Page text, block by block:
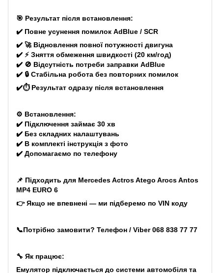
🎯 Результат після встановлення:
✔️ Повне усунення помилок AdBlue / SCR
✔️ 🚀 Відновлення повної потужності двигуна
✔️ ⚡ Зняття обмеження швидкості (20 км/год)
✔️ 🚫 Відсутність потреби заправки AdBlue
✔️ 🔒 Стабільна робота без повторних помилок
✔️⏱️ Результат одразу після встановлення
⚙️ Встановлення:
✔️ Підключення займає 30 хв
✔️ Без складних налаштувань
✔️ В комплекті інструкція з фото
✔️ Допомагаємо по телефону
📌 Підходить для Mercedes Actros Atego Arocs Antos
MP4 EURO 6
👉 Якщо не впевнені — ми підберемо по VIN коду
📞Потрібно замовити? Телефон / Viber068 838 77 77
🔧 Як працює:
Емулятор підключається до системи автомобіля та